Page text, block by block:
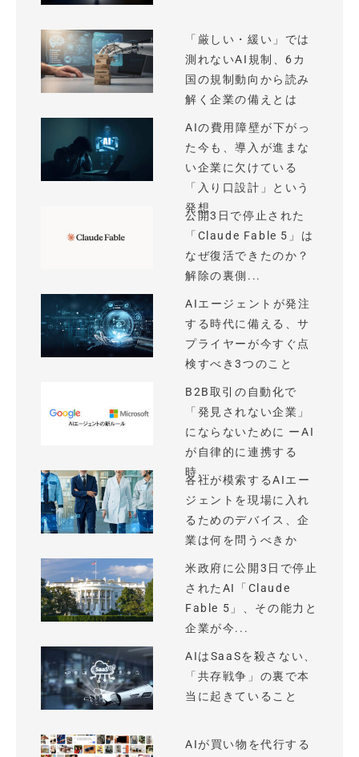
「厳しい・緩い」では
測れないAI規制、6カ
国の規制動向から読み
解く企業の備えとは
AIの費用障壁が下がっ
た今も、導入が進まな
い企業に欠けている
「入り口設計」という
発想
公開3日で停止された
「Claude Fable 5」は
なぜ復活できたのか？
解除の裏側...
AIエージェントが発注
する時代に備える、サ
プライヤーが今すぐ点
検すべき3つのこと
B2B取引の自動化で
「発見されない企業」
にならないために ーAI
が自律的に連携する
時...
各社が模索するAIエー
ジェントを現場に入れ
るためのデバイス、企
業は何を問うべきか
米政府に公開3日で停止
されたAI「Claude
Fable 5」、その能力と
企業が今...
AIはSaaSを殺さない、
「共存戦争」の裏で本
当に起きていること
AIが買い物を代行する